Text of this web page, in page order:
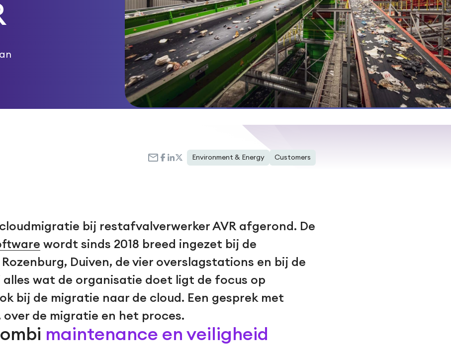
Environment & Energy Customers
bij restafvalverwerker AVR afgerond. De
wordt sinds 2018 breed ingezet bij de
Duiven, de vier overslagstations en bij de
alles wat de organisatie doet ligt de focus op
bij de migratie naar de cloud. Een gesprek met
over de migratie en het proces.
maintenance en veiligheid